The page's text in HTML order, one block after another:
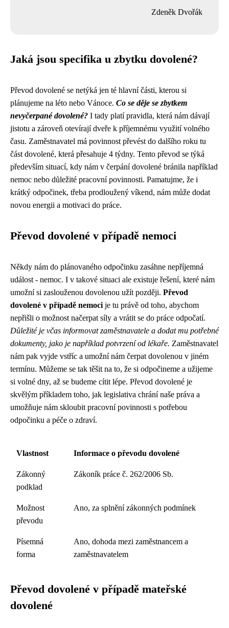
Zdeněk Dvořák
Jaká jsou specifika u zbytku dovolené?
Převod dovolené se netýká jen té hlavní části, kterou si
plánujeme na léto nebo Vánoce. Co se děje se zbytkem
nevyčerpané dovolené? I tady platí pravidla, která nám dávají
jistotu a zároveň otevírají dveře k příjemnému využití volného
času. Zaměstnavatel má povinnost převést do dalšího roku tu
část dovolené, která přesahuje 4 týdny. Tento převod se týká
především situací, kdy nám v čerpání dovolené bránila například
nemoc nebo důležité pracovní povinnosti. Pamatujme, že i
krátký odpočinek, třeba prodloužený víkend, nám může dodat
novou energii a motivaci do práce.
Převod dovolené v případě nemoci
Někdy nám do plánovaného odpočinku zasáhne nepříjemná
událost - nemoc. I v takové situaci ale existuje řešení, které nám
umožní si zaslouženou dovolenou užít později. Převod
dovolené v případě nemoci je tu právě od toho, abychom
nepřišli o možnost načerpat síly a vrátit se do práce odpočatí.
Důležité je včas informovat zaměstnavatele a dodat mu potřebné
dokumenty, jako je například potvrzení od lékaře. Zaměstnavatel
nám pak vyjde vstříc a umožní nám čerpat dovolenou v jiném
termínu. Můžeme se tak těšit na to, že si odpočineme a užijeme
si volné dny, až se budeme cítit lépe. Převod dovolené je
skvělým příkladem toho, jak legislativa chrání naše práva a
umožňuje nám skloubit pracovní povinnosti s potřebou
odpočinku a péče o zdraví.
Vlastnost Informace o převodu dovolené
Zákonný
podklad
Zákoník práce č. 262/2006 Sb.
Možnost
převodu
Ano, za splnění zákonných podmínek
Písemná
forma
Ano, dohoda mezi zaměstnancem a
zaměstnavatelem
Převod dovolené v případě mateřské
dovolené